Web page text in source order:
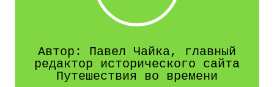
Автор: Павел Чайка, главный
редактор исторического сайта
Путешествия во времени